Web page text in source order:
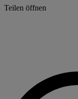
Teilen öffnen